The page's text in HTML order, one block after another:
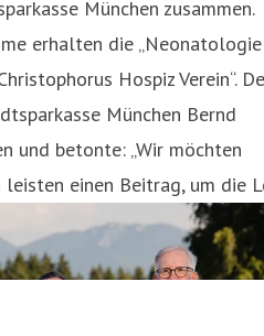
München zusammen.
erhalten die „Neonatologie
Hospiz Verein“.
München Bernd
und betonte: „Wir möchten
einen Beitrag, um die